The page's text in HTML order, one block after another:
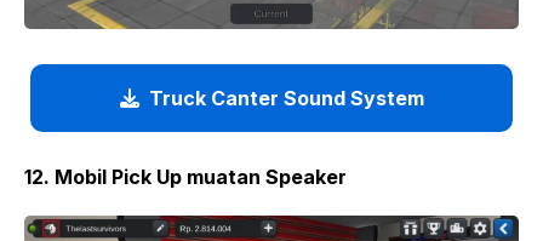
Truck Canter Sound System
12. Mobil Pick Up muatan Speaker